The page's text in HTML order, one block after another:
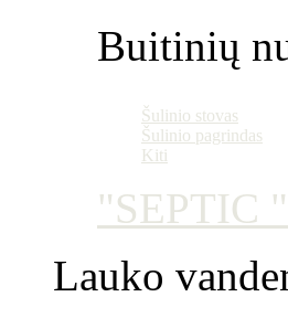
Buitinių
Šulinio stovas
Šulinio pagrindas
Kiti
"SEPTIC
Lauko